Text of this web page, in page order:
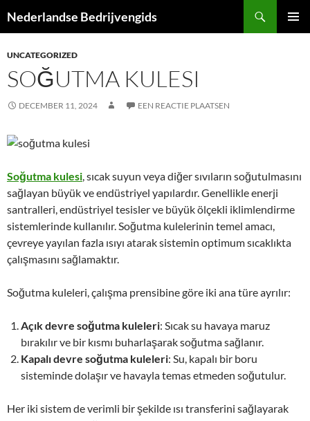
naar
inhoud
Nederlandse Bedrijvengids
UNCATEGORIZED
SOĞUTMA KULESI
DECEMBER 11, 2024 EEN REACTIE PLAATSEN
Soğutma kulesi, sıcak suyun veya diğer sıvıların soğutulmasını
sağlayan büyük ve endüstriyel yapılardır. Genellikle enerji
santralleri, endüstriyel tesisler ve büyük ölçekli iklimlendirme
sistemlerinde kullanılır. Soğutma kulelerinin temel amacı,
çevreye yayılan fazla ısıyı atarak sistemin optimum sıcaklıkta
çalışmasını sağlamaktır.
Soğutma kuleleri, çalışma prensibine göre iki ana türe ayrılır:
Açık devre soğutma kuleleri: Sıcak su havaya maruz
bırakılır ve bir kısmı buharlaşarak soğutma sağlanır.
Kapalı devre soğutma kuleleri: Su, kapalı bir boru
sisteminde dolaşır ve havayla temas etmeden soğutulur.
Her iki sistem de verimli bir şekilde ısı transferini sağlayarak